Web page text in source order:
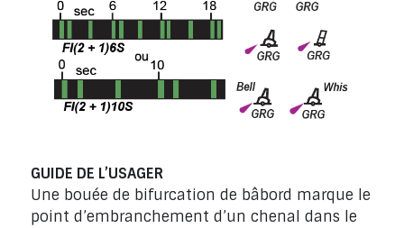
GUIDE DE L’USAGER
Une bouée de bifurcation de bâbord marque le
point d’embranchement d’un chenal dans le